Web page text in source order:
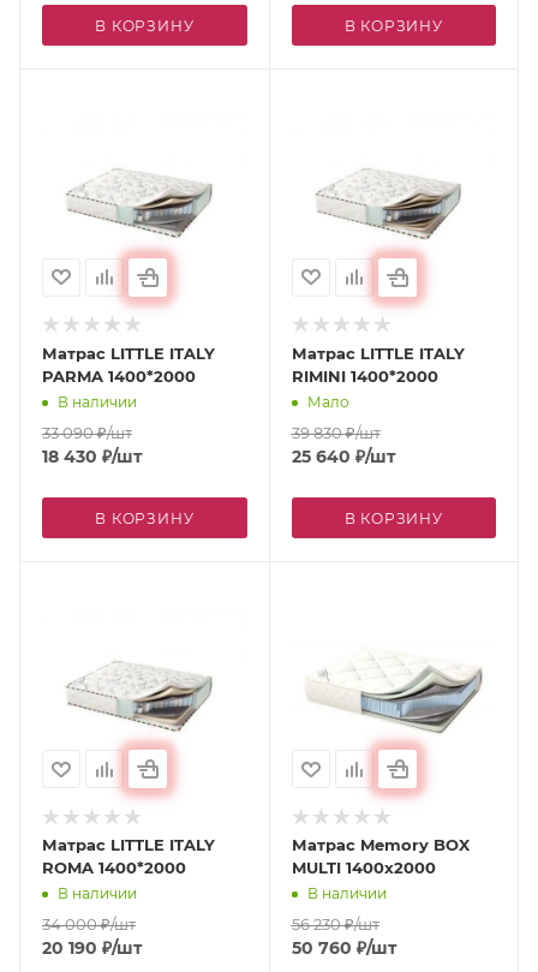
В КОРЗИНУ В КОРЗИНУ
Матрас LITTLE ITALY
PARMA 1400*2000
В наличии
33 090₽/шт
18 430 ₽/шт
В КОРЗИНУ
Матрас LITTLE ITALY
RIMINI 1400*2000
Мало
39 830₽/шт
25 640 ₽/шт
В КОРЗИНУ
Матрас LITTLE ITALY
ROMA 1400*2000
В наличии
34 000₽/шт
20 190 ₽/шт
Матрас Memory BOX
MULTI 1400x2000
В наличии
56 230₽/шт
50 760 ₽/шт